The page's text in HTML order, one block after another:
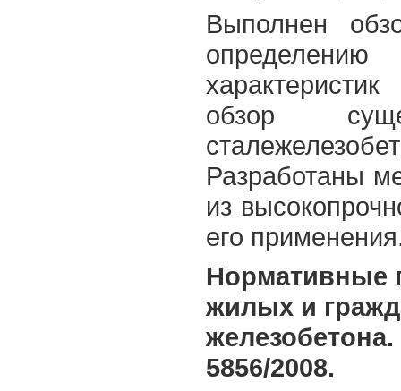
Выполнен
обзор
Разработаны
из
его
Нормативные
жилых и
5856/2008.